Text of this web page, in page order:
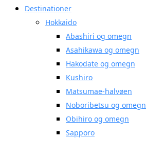
Destinationer
Hokkaido
Abashiri og omegn
Asahikawa og omegn
Hakodate og omegn
Kushiro
Matsumae-halvøen
Noboribetsu og omegn
Obihiro og omegn
Sapporo